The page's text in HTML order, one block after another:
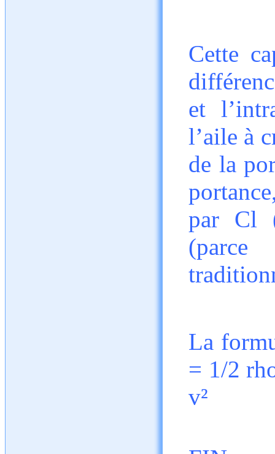
Cette
et
l’aile à
de la
par Cl
La
= 1/2
v²